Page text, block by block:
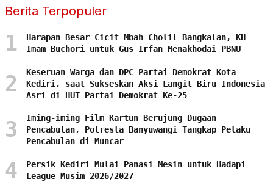
Berita Terpopuler
1
Harapan Besar Cicit Mbah Cholil Bangkalan, KH
Imam Buchori untuk Gus Irfan Menakhodai PBNU
2
Keseruan Warga dan DPC Partai Demokrat Kota
Kediri, saat Sukseskan Aksi Langit Biru Indonesia
Asri di HUT Partai Demokrat Ke-25
3
Iming-iming Film Kartun Berujung Dugaan
Pencabulan, Polresta Banyuwangi Tangkap Pelaku
Pencabulan di Muncar
4
Persik Kediri Mulai Panasi Mesin untuk Hadapi
League Musim 2026/2027